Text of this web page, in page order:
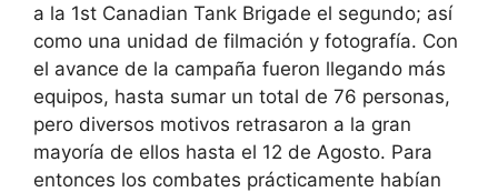
a la 1st Canadian Tank Brigade el segundo; así
como una unidad de filmación y fotografía. Con
el avance de la campaña fueron llegando más
equipos, hasta sumar un total de 76 personas,
pero diversos motivos retrasaron a la gran
mayoría de ellos hasta el 12 de Agosto. Para
entonces los combates prácticamente habían